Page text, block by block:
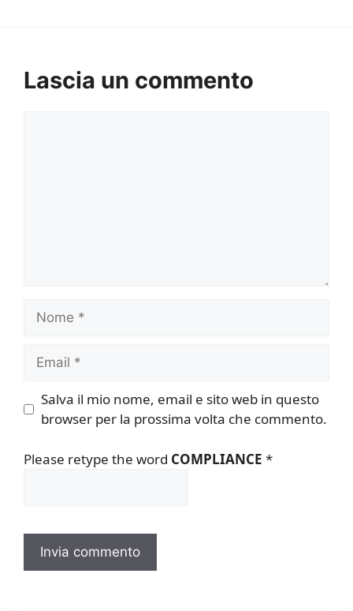
Lascia un commento
Nome
Email
Salva il mio nome, email e sito web in questo
browser per la prossima volta che commento.
Please retype the word COMPLIANCE *